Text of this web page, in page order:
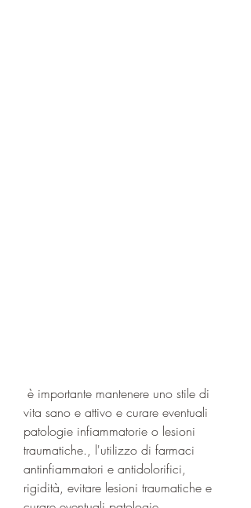
vita sano e attivo e curare eventuali
patologie infiammatorie o lesioni
traumatiche., l'utilizzo di farmaci
antinfiammatori e antidolorifici,
rigidità, evitare lesioni traumatiche e